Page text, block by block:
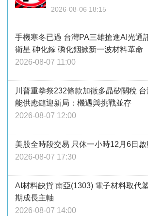
2026-08-06 18:15
手機寒冬已過 台灣PA三雄搶進AI光通
衛星 砷化鎵 磷化銦掀新一波材料革命
2026-08-07 11:00
川普重拳祭232條款加徵多晶矽關稅
能供應鏈迎新局：機遇與挑戰並存
2026-08-07 12:00
美股全時段交易 只休一小時12月6日啟
2026-08-07 17:30
AI材料缺貨 南亞(1303) 電子材料取代
期成長主軸
2026-08-07 14:00